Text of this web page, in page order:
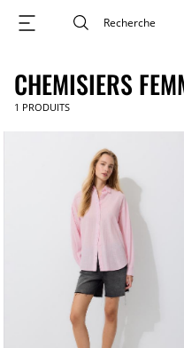
CHEMISIERS
1 PRODUITS